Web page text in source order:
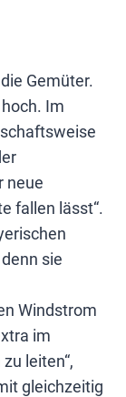
Gemüter.
Im
neue
fallen lässt“.
sie
Windstrom
im
leiten“,
gleichzeitig